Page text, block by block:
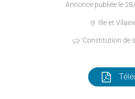
Annonce publiée le
Ille et
Constitution de